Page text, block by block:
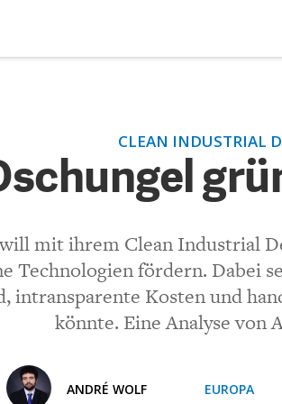
ARTIKEL
FEATURES
THEMEN
Beiträge.
CLEAN INDUSTRIAL
mit ihrem Clean Industrial
Technologien fördern. Dabei
intransparente Kosten und
könnte. Eine Analyse von
ANDRÉ WOLF EUROPA
grüner